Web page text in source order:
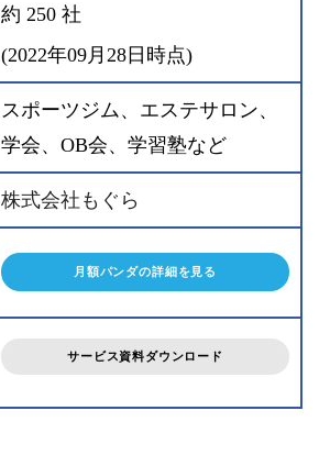
約 250 社
(2022年09月28日時点)
スポーツジム、エステサロン、
学会、OB会、学習塾など
株式会社もぐら
月額パンダの詳細を見る
サービス資料ダウンロード